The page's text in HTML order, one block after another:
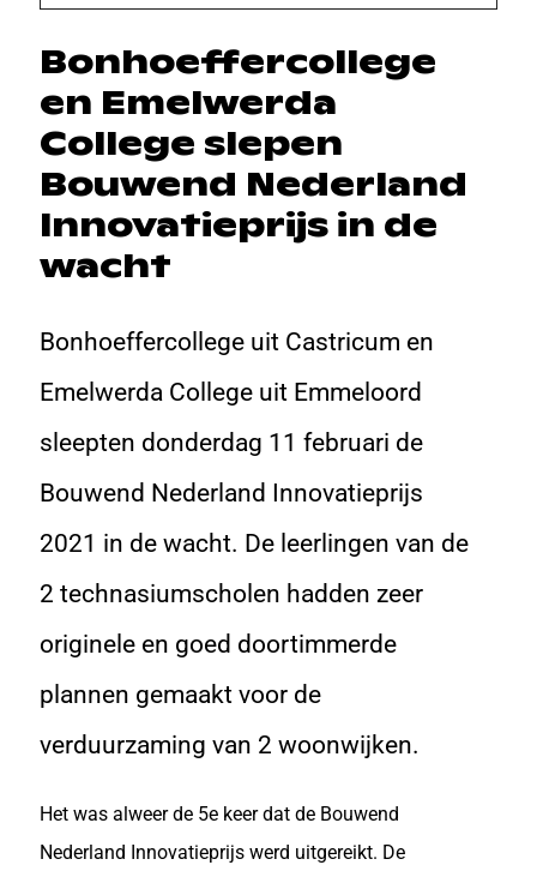
Bonhoeffercollege
en Emelwerda
College slepen
Bouwend Nederland
Innovatieprijs in de
wacht
Bonhoeffercollege uit Castricum en
Emelwerda College uit Emmeloord
sleepten donderdag 11 februari de
Bouwend Nederland Innovatieprijs
2021 in de wacht. De leerlingen van de
2 technasiumscholen hadden zeer
originele en goed doortimmerde
plannen gemaakt voor de
verduurzaming van 2 woonwijken.
Het was alweer de 5e keer dat de Bouwend
Nederland Innovatieprijs werd uitgereikt. De